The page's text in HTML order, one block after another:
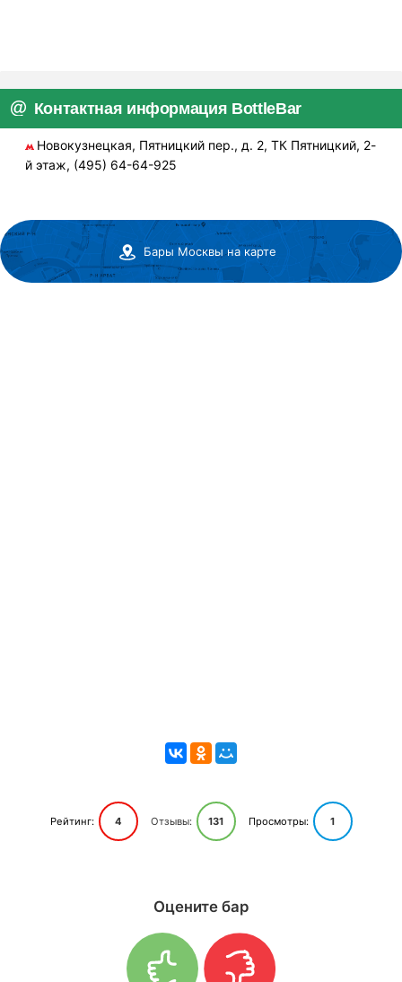
Контактная информация BottleBar
Новокузнецкая, Пятницкий пер., д. 2, ТК Пятницкий, 2-
й этаж, (495) 64-64-925
Бары Москвы на карте
Рейтинг: 4 Отзывы: 131 Просмотры: 1
Оцените бар